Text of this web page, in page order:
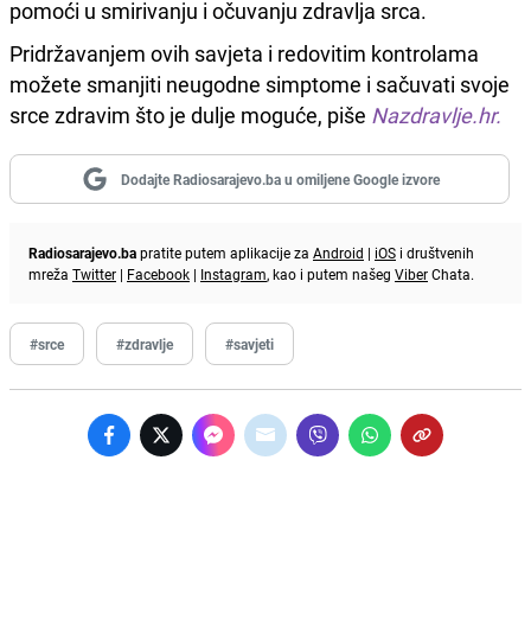
pomoći u smirivanju i očuvanju zdravlja srca.
Pridržavanjem ovih savjeta i redovitim kontrolama
možete smanjiti neugodne simptome i sačuvati svoje
srce zdravim što je dulje moguće, piše Nazdravlje.hr.
Dodajte Radiosarajevo.ba u omiljene Google izvore
Radiosarajevo.bapratite putem aplikacije za Android | iOS i društvenih
mreža Twitter | Facebook | Instagram, kao i putem našeg ViberChata.
#srce #zdravlje #savjeti